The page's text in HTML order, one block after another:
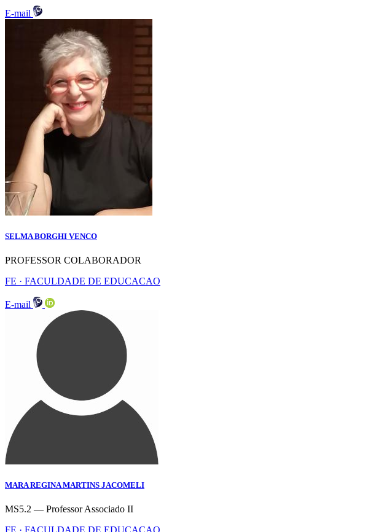
E-mail
SELMA BORGHI VENCO
PROFESSOR COLABORADOR
FE · FACULDADE DE EDUCACAO
E-mail
MARA REGINA MARTINS JACOMELI
MS5.2 — Professor Associado II